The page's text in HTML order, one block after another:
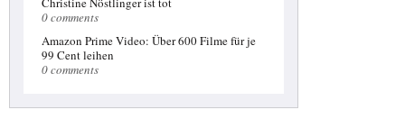
den Überfliegern an der Börse - seit Jahresbeginn
hatte sich der Aktienkurs schon mehr als verdoppelt.
Frankreich ist Weltmeister - Trauer bei 5.500
Frankfurter Kroaten | hessenschau.de | Fußball
ersten Videobeweis-Entscheidung in einem WM-
0 comments
Amazon Prime Video: Über 600 Filme für je
99 Cent leihen
0 comments